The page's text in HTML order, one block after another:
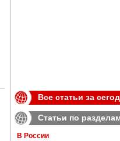
Все статьи за
Статьи по
В России